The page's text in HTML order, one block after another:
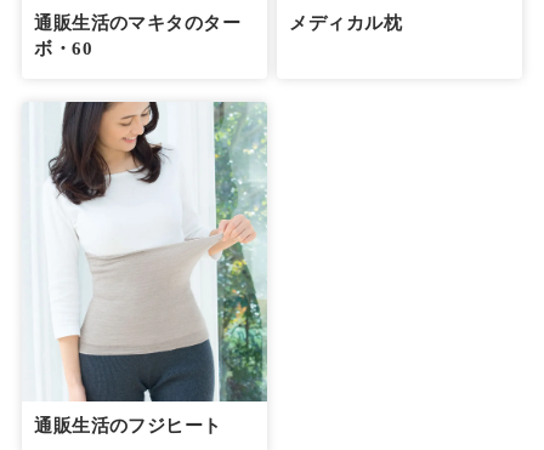
通販生活のマキタのター
ボ・60
メディカル枕
通販生活のフジヒート